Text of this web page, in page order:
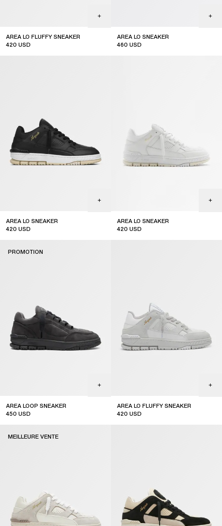
AREA LO FLUFFY SNEAKER
420 USD
AREA LO SNEAKER
460 USD
AREA LO SNEAKER
420 USD
AREA LO SNEAKER
420 USD
AREA LOOP SNEAKER
450 USD
PROMOTION
AREA LO FLUFFY SNEAKER
420 USD
MEILLEURE VENTE